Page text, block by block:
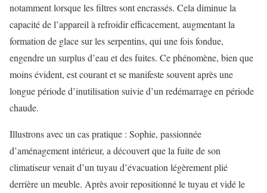
notamment lorsque les filtres sont encrassés. Cela diminue la
capacité de l’appareil à refroidir efficacement, augmentant la
formation de glace sur les serpentins, qui une fois fondue,
engendre un surplus d’eau et des fuites. Ce phénomène, bien que
moins évident, est courant et se manifeste souvent après une
longue période d’inutilisation suivie d’un redémarrage en période
chaude.
Illustrons avec un cas pratique : Sophie, passionnée
d’aménagement intérieur, a découvert que la fuite de son
climatiseur venait d’un tuyau d’évacuation légèrement plié
derrière un meuble. Après avoir repositionné le tuyau et vidé le